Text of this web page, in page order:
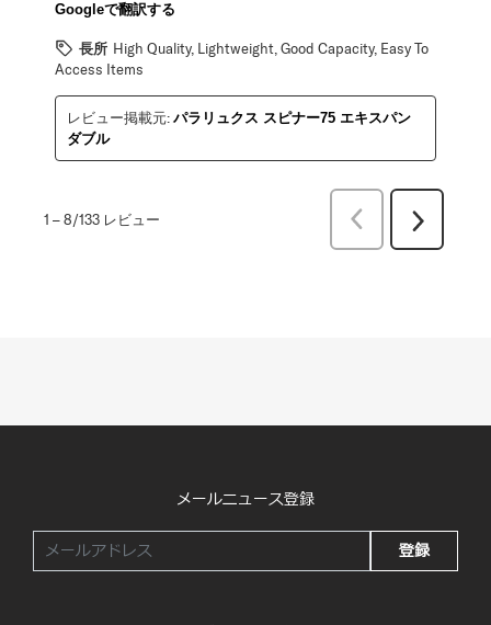
Googleで翻訳する
長所 High Quality, Lightweight, Good Capacity, Easy To
Access Items
レビュー掲載元: パラリュクス スピナー75 エキスパン
ダブル
1 –8/133 レビュー
前
次
メールニュース登録
登録